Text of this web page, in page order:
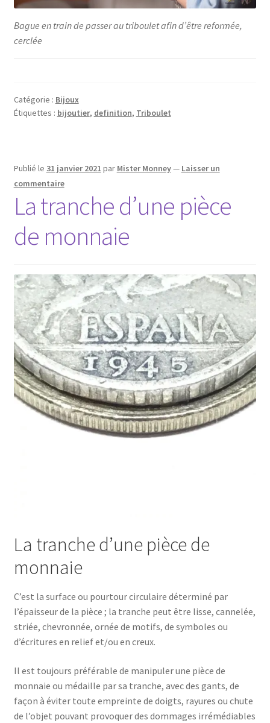
Bague en train de passer au triboulet afin d’être reformée,
cerclée
Catégorie : Bijoux
Étiquettes : bijoutier, definition, Triboulet
Publié le 31 janvier 2021 par Mister Monney— Laisser un
commentaire
La tranche d’une pièce
de monnaie
La tranche d’une pièce de
monnaie
C’est la surface ou pourtour circulaire déterminé par
l’épaisseur de la pièce ; la tranche peut être lisse, cannelée,
striée, chevronnée, ornée de motifs, de symboles ou
d’écritures en relief et/ou en creux.
Il est toujours préférable de manipuler une pièce de
monnaie ou médaille par sa tranche, avec des gants, de
façon à éviter toute empreinte de doigts, rayures ou chute
de l’objet pouvant provoquer des dommages irrémédiables